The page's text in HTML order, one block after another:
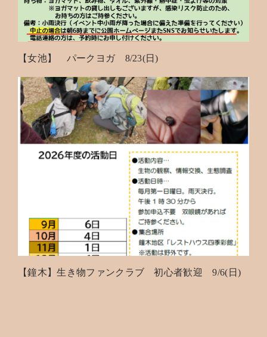
【女池】 パークヨガ 8/23(日)
【鐘木】生き物ファンクラブ 初心者歓迎 9/6(日)